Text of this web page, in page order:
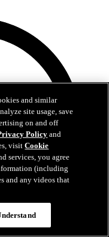
and similar
site usage, save
on and off
Policyand
visitCookie
services, you agree
(including
and any videos that